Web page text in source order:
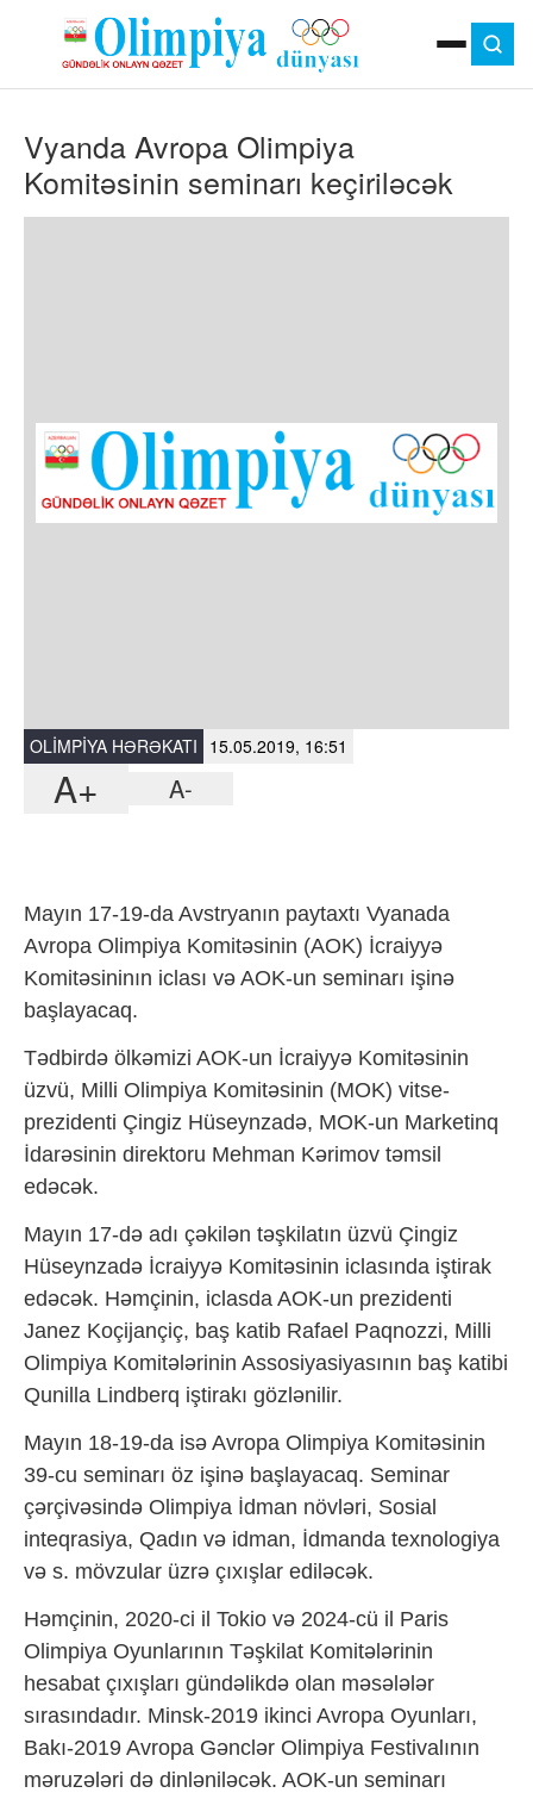
MOK
OLIMPIYA OYUNLARI
ÇAP VERSIYASI
TV
DIGƏR
Vyanda Avropa Olimpiya
Komitəsinin seminarı keçiriləcək
OLIMPIYA HƏRƏKATI 15.05.2019, 16:51
A+ A-
Mayın 17-19-da Avstryanın paytaxtı Vyanada
Avropa Olimpiya Komitəsinin (AOK) İcraiyyə
Komitəsininın iclası və AOK-un seminarı işinə
başlayacaq.
Tədbirdə ölkəmizi AOK-un İcraiyyə Komitəsinin
üzvü, Milli Olimpiya Komitəsinin (MOK) vitse-
prezidenti Çingiz Hüseynzadə, MOK-un Marketinq
İdarəsinin direktoru Mehman Kərimov təmsil
edəcək.
Mayın 17-də adı çəkilən təşkilatın üzvü Çingiz
Hüseynzadə İcraiyyə Komitəsinin iclasında iştirak
edəcək. Həmçinin, iclasda AOK-un prezidenti
Janez Koçijançiç, baş katib Rafael Paqnozzi, Milli
Olimpiya Komitələrinin Assosiyasiyasının baş katibi
Qunilla Lindberq iştirakı gözlənilir.
Mayın 18-19-da isə Avropa Olimpiya Komitəsinin
39-cu seminarı öz işinə başlayacaq. Seminar
çərçivəsində Olimpiya İdman növləri, Sosial
inteqrasiya, Qadın və idman, İdmanda texnologiya
və s. mövzular üzrə çıxışlar ediləcək.
Həmçinin, 2020-ci il Tokio və 2024-cü il Paris
Olimpiya Oyunlarının Təşkilat Komitələrinin
hesabat çıxışları gündəlikdə olan məsələlər
sırasındadır. Minsk-2019 ikinci Avropa Oyunları,
Bakı-2019 Avropa Gənclər Olimpiya Festivalının
məruzələri də dinləniləcək. AOK-un seminarı